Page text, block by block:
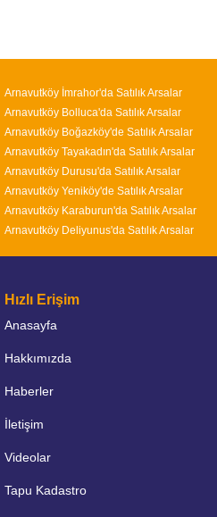
Arnavutköy İmrahor'da Satılık Arsalar
Arnavutköy Bolluca'da Satılık Arsalar
Arnavutköy Boğazköy'de Satılık Arsalar
Arnavutköy Tayakadın'da Satılık Arsalar
Arnavutköy Durusu'da Satılık Arsalar
Arnavutköy Yeniköy'de Satılık Arsalar
Arnavutköy Karaburun'da Satılık Arsalar
Arnavutköy Deliyunus'da Satılık Arsalar
Hızlı Erişim
Anasayfa
Hakkımızda
Haberler
İletişim
Videolar
Tapu Kadastro